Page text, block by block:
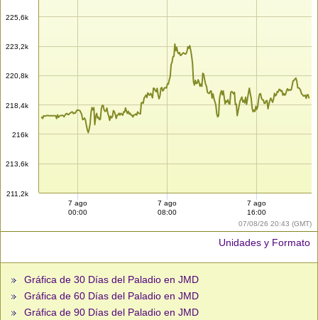
07/08/26 20:43 (GMT)
211,2k
213,6k
216k
218,4k
220,8k
223,2k
225,6k
7 ago
00:00
7 ago
08:00
7 ago
16:00
Unidades y Formato
Gráfica de 30 Días del Paladio en JMD
Gráfica de 60 Días del Paladio en JMD
Gráfica de 90 Días del Paladio en JMD